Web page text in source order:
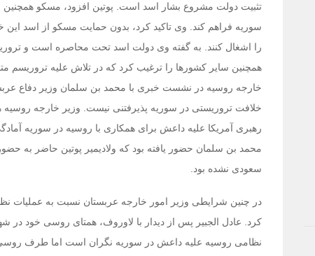
تثبیت دولت مشروع بشار اسد است. پوتین افزود، مسکو
سوریه فراهم کند. وی تاکید کرد، بدون حمایت مسکو از اسد
را اشغال کنند. به گفته وی دولت اسد تحت محاصره است و
همچنین سایر کشورها را ترغیب کرد که در تلاش علیه تروریسم
خارجه روسیه در نشست خبری با محمد بن سلمان وزیر دفاع
خلافت تروریستی در سوریه پذیرفتنی نیست. وزیر خارجه روسیه
رهبری آمریکا علیه داعش برای همکاری با روسیه در سوریه
محمد بن سلمان حضور یافته بود که ولادیمیر پوتین حاضر به
سعودی نشده بود.
در چنین شرایطی وزیر امور خارجه عربستان نسبت به عملیات
کرد. عادل الجبیر پس از دیدار با لاوروف، همتای روسی خود
نظامی روسیه علیه داعش در سوریه نگران است اما طرف روسی